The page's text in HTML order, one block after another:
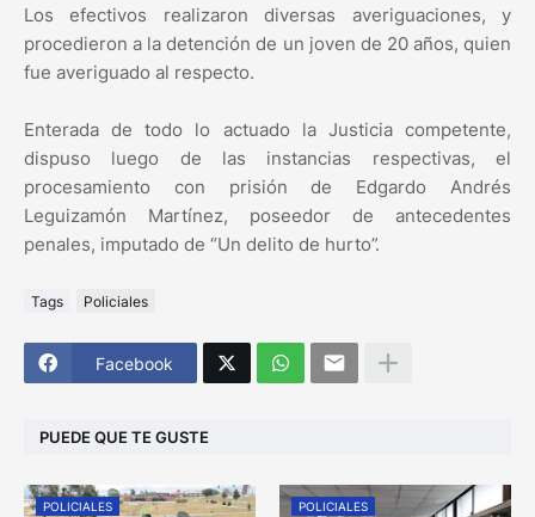
Los efectivos realizaron diversas averiguaciones, y
procedieron a la detención de un joven de 20 años, quien
fue averiguado al respecto.
Enterada de todo lo actuado la Justicia competente,
dispuso luego de las instancias respectivas, el
procesamiento con prisión de Edgardo Andrés
Leguizamón Martínez, poseedor de antecedentes
penales, imputado de “Un delito de hurto”.
Tags Policiales
Facebook
PUEDE QUE TE GUSTE
POLICIALES POLICIALES